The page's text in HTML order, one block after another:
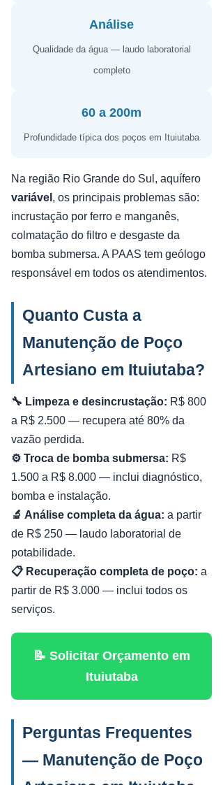
Análise
Qualidade da água — laudo laboratorial
completo
60 a 200m
Profundidade típica dos poços em Ituiutaba
Na região Rio Grande do Sul, aquífero
variável , os principais problemas são:
incrustação por ferro e manganês,
colmatação do filtro e desgaste da
bomba submersa. A PAAS tem geólogo
responsável em todos os atendimentos.
Quanto Custa a
Manutenção de Poço
Artesiano em Ituiutaba?
🔧 Limpeza e desincrustação: R$ 800
a R$ 2.500 — recupera até 80% da
vazão perdida.
⚙️ Troca de bomba submersa: R$
1.500 a R$ 8.000 — inclui diagnóstico,
bomba e instalação.
🔬 Análise completa da água: a partir
de R$ 250 — laudo laboratorial de
potabilidade.
📋 Recuperação completa de poço: a
partir de R$ 3.000 — inclui todos os
serviços.
📝 Solicitar Orçamento em
Ituiutaba
Perguntas Frequentes
— Manutenção de Poço